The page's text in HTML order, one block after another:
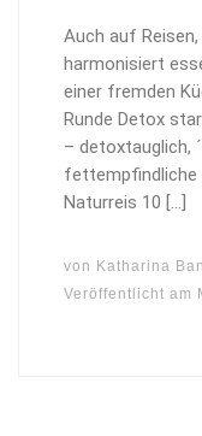
Auch auf
harmonisiert
einer fremden
Runde Detox
–
fettempfindliche
Naturreis 10 […]
von Katharina
Veröffentlicht am